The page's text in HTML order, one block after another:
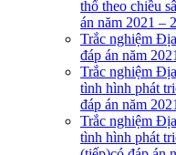
thổ theo chiều
án năm 2021 –
Trắc nghiệm
đáp án năm
Trắc nghiệm
tình hình phát
đáp án năm
Trắc nghiệm
tình hình phát